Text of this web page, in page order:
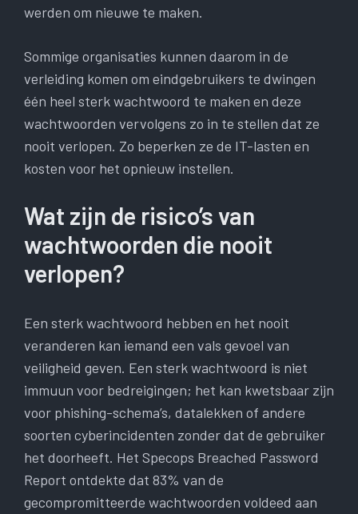
werden om nieuwe te maken.
Sommige organisaties kunnen daarom in de
verleiding komen om eindgebruikers te dwingen
één heel sterk wachtwoord te maken en deze
wachtwoorden vervolgens zo in te stellen dat ze
nooit verlopen. Zo beperken ze de IT-lasten en
kosten voor het opnieuw instellen.
Wat zijn de risico’s van
wachtwoorden die nooit
verlopen?
Een sterk wachtwoord hebben en het nooit
veranderen kan iemand een vals gevoel van
veiligheid geven. Een sterk wachtwoord is niet
immuun voor bedreigingen; het kan kwetsbaar zijn
voor phishing-schema’s, datalekken of andere
soorten cyberincidenten zonder dat de gebruiker
het doorheeft. Het Specops Breached Password
Report ontdekte dat 83% van de
gecompromitteerde wachtwoorden voldeed aan